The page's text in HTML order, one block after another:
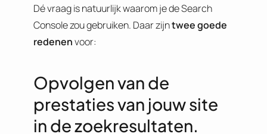
Dé vraag is natuurlijk waarom je de Search
Console zou gebruiken. Daar zijntwee goede
redenenvoor:
Opvolgen van de
prestaties van jouw site
in de zoekresultaten.